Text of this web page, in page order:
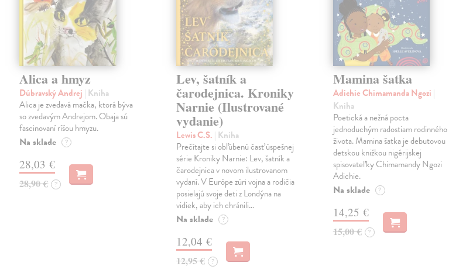
Alica a hmyz
Dúbravský Andrej | Kniha
Alica je zvedavá mačka, ktorá býva
so zvedavým Andrejom. Obaja sú
fascinovaní ríšou hmyzu.
Na sklade ?
28,03 €
28,90 € ?
Lev, šatník a
čarodejnica. Kroniky
Narnie (Ilustrované
vydanie)
Lewis C.S. | Kniha
Prečítajte si obľúbenú časť úspešnej
série Kroniky Narnie: Lev, šatník a
čarodejnica v novom ilustrovanom
vydaní. V Európe zúri vojna a rodičia
posielajú svoje deti z Londýna na
vidiek, aby ich chránili…
Na sklade ?
12,04 €
12,95 € ?
Mamina šatka
Adichie Chimamanda Ngozi |
Kniha
Poetická a nežná pocta
jednoduchým radostiam rodinného
života. Mamina šatka je debutovou
detskou knižkou nigérijskej
spisovateľky Chimamandy Ngozi
Adichie.
Na sklade ?
14,25 €
15,00 € ?